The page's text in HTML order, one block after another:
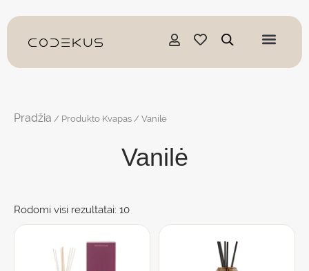
prie
turinio
Pradžia / Produkto Kvapas / Vanilė
Vanilė
Rodomi visi rezultatai: 10